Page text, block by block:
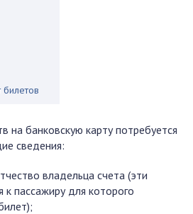
на банковскую карту потребуется
сведения:
владельца счета (эти
к пассажиру для которого